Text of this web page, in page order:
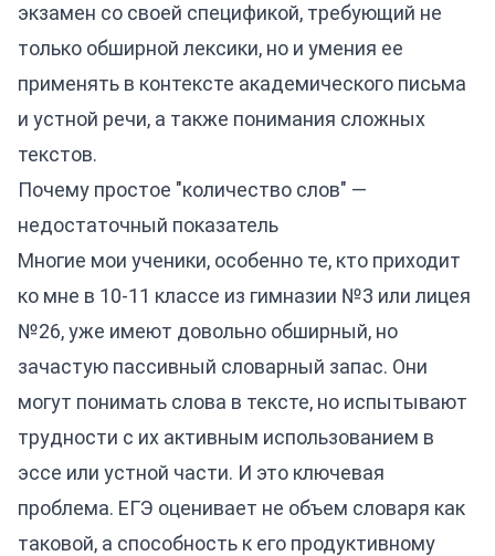
экзамен со своей спецификой, требующий не
только обширной лексики, но и умения ее
применять в контексте академического письма
и устной речи, а также понимания сложных
текстов.
Почему простое "количество слов" —
недостаточный показатель
Многие мои ученики, особенно те, кто приходит
ко мне в 10-11 классе из гимназии №3 или лицея
№26, уже имеют довольно обширный, но
зачастую пассивный словарный запас. Они
могут понимать слова в тексте, но испытывают
трудности с их активным использованием в
эссе или устной части. И это ключевая
проблема. ЕГЭ оценивает не объем словаря как
таковой, а способность к его продуктивному